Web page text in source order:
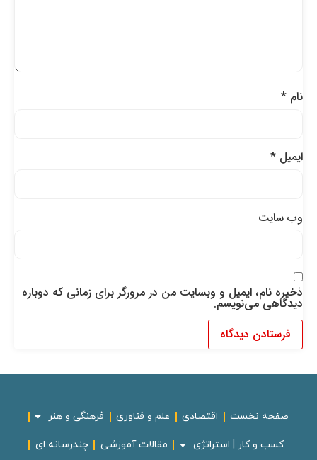
نام*
ایمیل*
وب‌ سایت
ذخیره نام، ایمیل و وبسایت من در مرورگر برای زمانی که دوباره
دیدگاهی می‌نویسم.
صفحه نخست اقتصادی علم و فناوری فرهنگی و هنر
کسب و کار | استراتژی مقالات آموزشی چندرسانه ای